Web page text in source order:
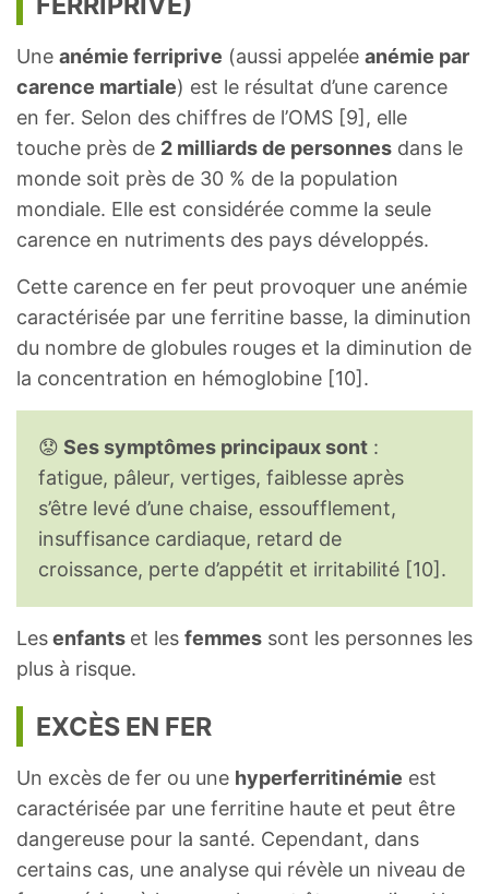
Une anémie ferriprive (aussi appelée anémie par
carence martiale) est le résultat d’une carence
en fer. Selon des chiffres de l’OMS [9], elle
touche près de 2 milliards de personnes dans le
monde soit près de 30 % de la population
mondiale. Elle est considérée comme la seule
carence en nutriments des pays développés.
Cette carence en fer peut provoquer une anémie
caractérisée par une ferritine basse, la diminution
du nombre de globules rouges et la diminution de
la concentration en hémoglobine [10].
😟 Ses symptômes principaux sont :
fatigue, pâleur, vertiges, faiblesse après
s’être levé d’une chaise, essoufflement,
insuffisance cardiaque, retard de
croissance, perte d’appétit et irritabilité [10].
Lesenfants et les femmes sont les personnes les
plus à risque.
EXCÈS EN FER
Un excès de fer ou une hyperferritinémie est
caractérisée par une ferritine haute et peut être
dangereuse pour la santé. Cependant, dans
certains cas, une analyse qui révèle un niveau de